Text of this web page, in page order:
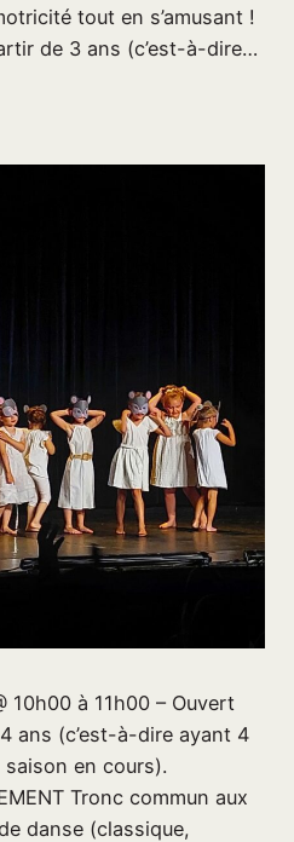
tout en s’amusant !
de 3 ans (c’est-à-dire…
10h00 à 11h00 – Ouvert
ans (c’est-à-dire ayant 4
en cours).
Tronc commun aux
danse (classique,